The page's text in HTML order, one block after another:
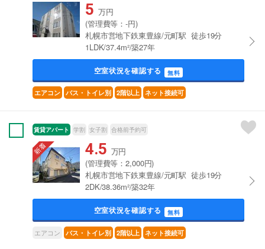
5 万円
(管理費等：-円)
札幌市営地下鉄東豊線/元町駅 徒歩19分
1LDK/37.4m²/築27年
空室状況を確認する 無料
エアコン バス・トイレ別 2階以上 ネット接続可
賃貸アパート 学割 女子割 合格前予約可
4.5 万円
(管理費等：2,000円)
札幌市営地下鉄東豊線/元町駅 徒歩19分
2DK/38.36m²/築32年
空室状況を確認する 無料
エアコン バス・トイレ別 2階以上 ネット接続可